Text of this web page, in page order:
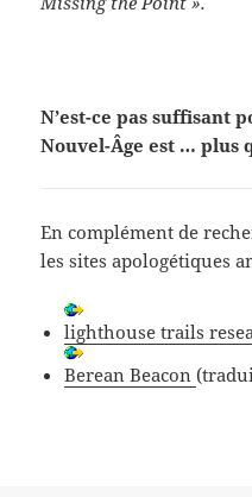
N’est-ce pas suffisant
Nouvel-Âge est … plus
En complément de
les sites apologétiques
lighthouse trails
Berean Beacon